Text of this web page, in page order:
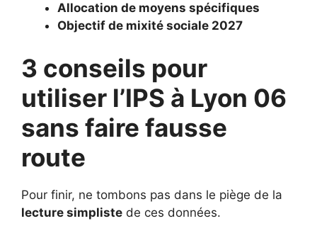
Allocation de moyens spécifiques
Objectif de mixité sociale 2027
3 conseils pour
utiliser l’IPS à Lyon 06
sans faire fausse
route
Pour finir, ne tombons pas dans le piège de la
lecture simpliste de ces données.